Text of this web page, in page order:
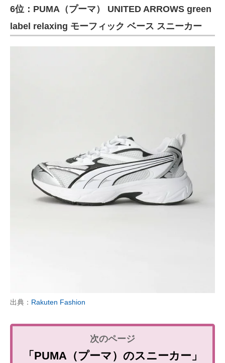
6位：PUMA（プーマ） UNITED ARROWS green
label relaxing モーフィック ベース スニーカー
出典： Rakuten Fashion
「PUMA（プーマ）のスニーカー」